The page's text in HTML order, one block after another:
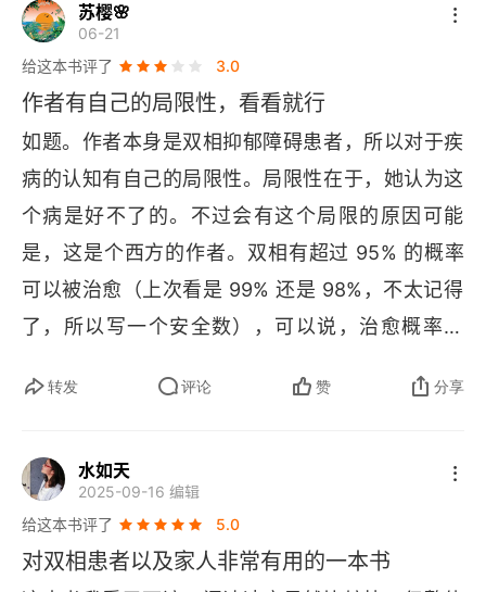
我们可能需要吃药
锂
抗精神病药物
抗惊厥药物
酒精=负面影响
寻找适合你的心理咨询
团体或个人心理咨询
人际关系治疗
个人或团体心理教育——预防复发
苏樱🌸
06-21
给这本书评了
3.0
作者有自己的局限性，看看就行
如题。作者本身是双相抑郁障碍患者，所以对于疾
病的认知有自己的局限性。局限性在于，她认为这
个病是好不了的。不过会有这个局限的原因可能
是，这是个西方的作者。双相有超过 95% 的概率
可以被治愈（上次看是 99% 还是 98%，不太记得
了，所以写一个安全数），可以说，治愈概率极
ta
不能被治愈，就真的治不好，毕竟精神里就认为
被治好那种不一样，本身精神的病就需要 “精神” 来
信这个病能被治好，那才有治愈的可能。不过这本
书值得看的地方也有。作者写出了自己的经历来鼓
转发 评论 赞 分享
水如天
2025-09-16 编辑
给这本书评了
5.0
对双相患者以及家人非常有用的一本书